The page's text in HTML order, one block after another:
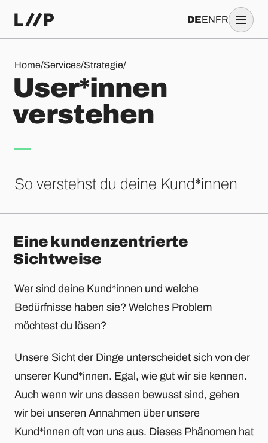
DEENFR
Home/Services/Strategie/
User*innen verstehen
User*innen
verstehen
So verstehst du deine Kund*innen
Eine kundenzentrierte
Sichtweise
Wer sind deine Kund*innen und welche
Bedürfnisse haben sie? Welches Problem
möchtest du lösen?
Unsere Sicht der Dinge unterscheidet sich von der
unserer Kund*innen. Egal, wie gut wir sie kennen.
Auch wenn wir uns dessen bewusst sind, gehen
wir bei unseren Annahmen über unsere
Kund*innen oft von uns aus. Dieses Phänomen hat